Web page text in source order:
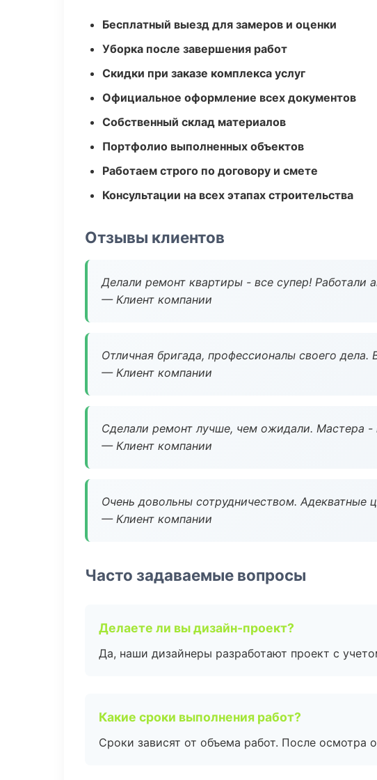
Бесплатный выезд для замеров и оценки
Уборка после завершения работ
Скидки при заказе комплекса услуг
Официальное оформление всех документов
Собственный склад материалов
Портфолио выполненных объектов
Работаем строго по договору и смете
Консультации на всех этапах строительства
Отзывы клиентов
Делали ремонт квартиры - все супер! Работали
— Клиент компании
Отличная бригада, профессионалы своего
— Клиент компании
Сделали ремонт лучше, чем ожидали. Мастера
— Клиент компании
Очень довольны сотрудничеством. Адекватные
— Клиент компании
Часто задаваемые вопросы
Делаете ли вы дизайн-проект?
Да, наши дизайнеры разработают проект с
Какие сроки выполнения работ?
Сроки зависят от объема работ. После осмотра